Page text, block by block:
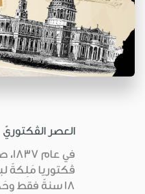
العصر الڤكتوريّ
في
ڤكتوريا مَلِكةً